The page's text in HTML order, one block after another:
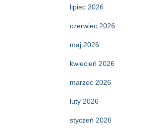
lipiec 2026
czerwiec 2026
maj 2026
kwiecień 2026
marzec 2026
luty 2026
styczeń 2026